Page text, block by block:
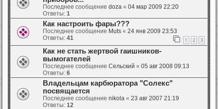
Последнее сообщение doza « 04 мар 2009 22:20
Ответы: 1
Как настроить фары???
Последнее сообщение Muts « 24 янв 2009 23:53
Ответы: 41 1 2 3
Как не стать жертвой гаишников-
вымогателей
Последнее сообщение Сельский « 05 авг 2008 09:13
Ответы: 6
Владельцам карбюратора "Солекс"
посвящается
Последнее сообщение nikola « 23 авг 2007 21:19
Ответы: 12